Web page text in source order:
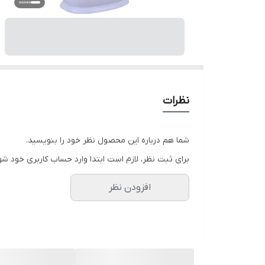
نظرات
شما هم درباره این محصول نظر خود را بنویسید.
برای ثبت نظر، لازم است ابتدا وارد حساب کاربری خود
افزودن نظر